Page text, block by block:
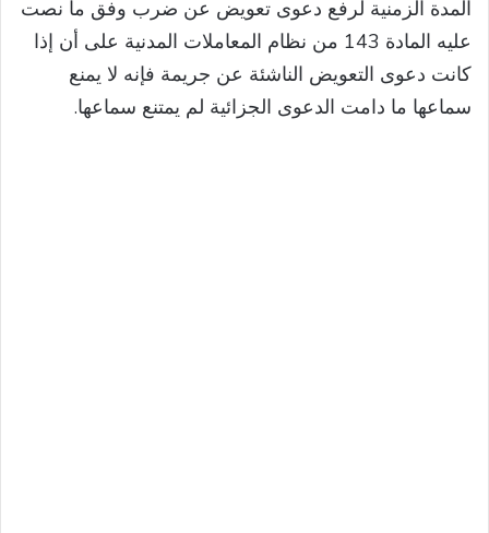
المدة الزمنية لرفع دعوى تعويض عن ضرب وفق ما نصت
عليه المادة 143 من نظام المعاملات المدنية على أن إذا
كانت دعوى التعويض الناشئة عن جريمة فإنه لا يمنع
سماعها ما دامت الدعوى الجزائية لم يمتنع سماعها.